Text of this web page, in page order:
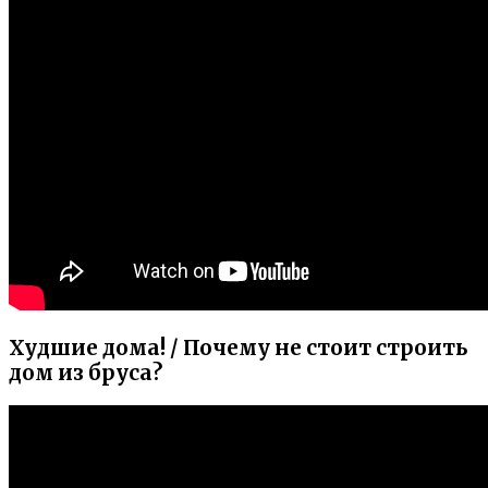
Худшие дома! / Почему не стоит строить
дом из бруса?